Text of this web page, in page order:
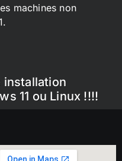
machines non
installation
11 ou Linux !!!!